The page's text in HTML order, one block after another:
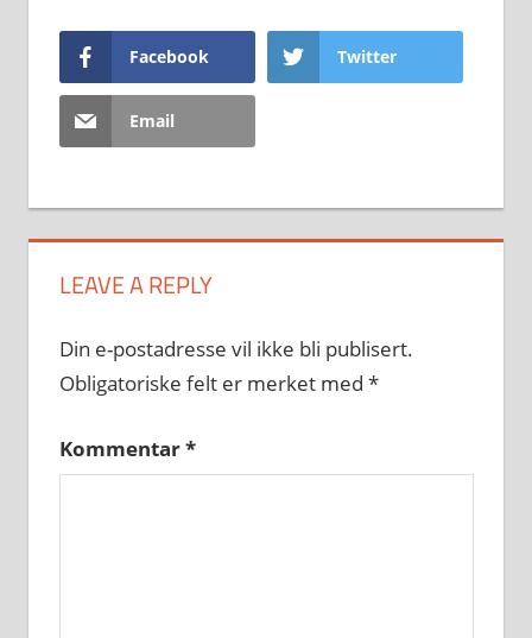
Facebook Twitter
Email
LEAVE A REPLY
Din e-postadresse vil ikke bli publisert.
Obligatoriske felt er merket med *
Kommentar*